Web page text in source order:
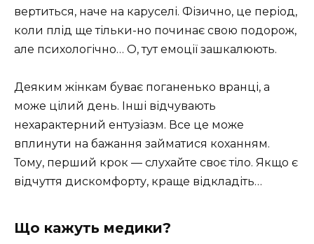
вертиться, наче на каруселі. Фізично, це період,
коли плід ще тільки-но починає свою подорож,
але психологічно… О, тут емоції зашкалюють.
Деяким жінкам буває поганенько вранці, а
може цілий день. Інші відчувають
нехарактерний ентузіазм. Все це може
вплинути на бажання займатися коханням.
Тому, перший крок — слухайте своє тіло. Якщо є
відчуття дискомфорту, краще відкладіть…
Що кажуть медики?